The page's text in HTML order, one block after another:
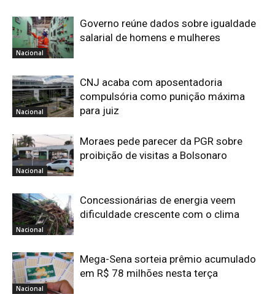
Nacional
Governo reúne dados sobre igualdade
salarial de homens e mulheres
Nacional
CNJ acaba com aposentadoria
compulsória como punição máxima
para juiz
Nacional
Moraes pede parecer da PGR sobre
proibição de visitas a Bolsonaro
Nacional
Concessionárias de energia veem
dificuldade crescente com o clima
Nacional
Mega-Sena sorteia prêmio acumulado
em R$ 78 milhões nesta terça